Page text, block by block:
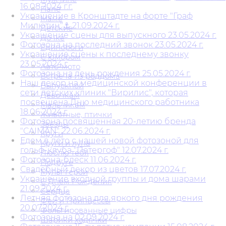
Папе
Маме
Детские
Дочке
Единороги
С юмором
Авто-мото
Встреча из роддома
Выпускной
Девочкам
Мальчикам
Животные, птички
Звезды
Круги
Круги и луна
Люблю тебя
Подруге
Мульт герои
С Днем Рождения
Сердца
Феи и Принцессы
Фольгированные цифры
Шарики ходячки
16.08.2024 г.г.
Украшение в Кронштадте на форте "Граф
Милютин"⚓ 21.09.2024 г.
Украшение сцены для выпускного 23.05.2024 г.
Фотозона на последний звонок 23.05.2024 г.
Украшение сцены к последнему звонку
23.05.2024 г.
Фотозона на день рождения 25.05.2024 г.
Наш декор на медицинской конференции в
сети детских клиник "Вирилис", которая
посвещена Дню медицинского работника
18.06.2024 г.
Фотозона посвященная 20-летию бренда
"CAIMAN" 22.06.2024 г.
Едем в лето с нашей новой фотозоной для
гольф-клуба "Петергоф" 12.07.2024 г.
Фотозона-блеск 11.06.2024 г.
Свадебный декор из цветов 17.07.2024 г.
Украшение входной группы и дома шарами
21.09.2024 г.
Летняя фотозона для яркого дня рождения
20.07.2024 г.
Фотозона на 02.09.2024 г.